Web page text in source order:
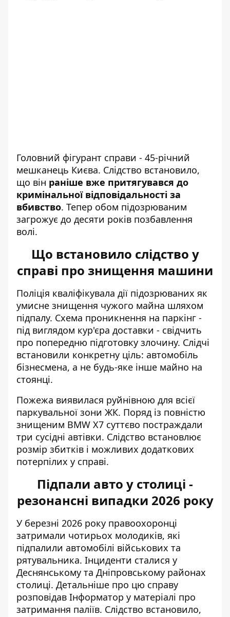
Головний фігурант справи - 45-річний
мешканець Києва. Слідство встановило,
що він раніше вже притягувався до
кримінальної відповідальності за
вбивство. Тепер обом підозрюваним
загрожує до десяти років позбавлення
волі.
Що встановило слідство у
справі про знищення машини
Поліція кваліфікувала дії підозрюваних як
умисне знищення чужого майна шляхом
підпалу. Схема проникнення на паркінг -
під виглядом кур'єра доставки - свідчить
про попередню підготовку злочину. Слідчі
встановили конкретну ціль: автомобіль
бізнесмена, а не будь-яке інше майно на
стоянці.
Пожежа виявилася руйнівною для всієї
паркувальної зони ЖК. Поряд із повністю
знищеним BMW X7 суттєво постраждали
три сусідні автівки. Слідство встановлює
розмір збитків і можливих додаткових
потерпілих у справі.
Підпали авто у столиці -
резонансні випадки 2026 року
У березні 2026 року правоохоронці
затримали чотирьох молодиків, які
підпалили автомобілі військових та
рятувальника. Інциденти сталися у
Деснянському та Дніпровському районах
столиці. Детальніше про цю справу
розповідав Інформатор у матеріалі про
затримання паліїв. Слідство встановило,